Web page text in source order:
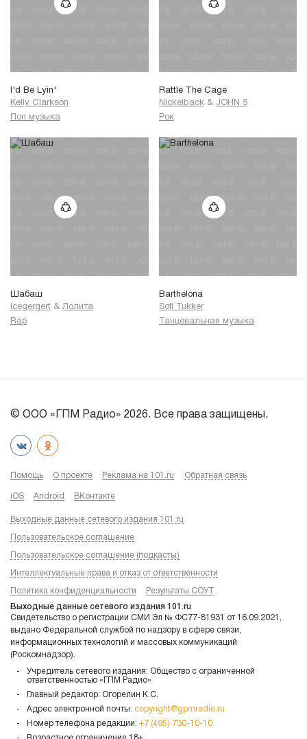
I'd Be Lyin'
Kelly Clarkson
Поп музыка
Rattle The Cage
Nickelback & JOHN 5
Рок
Шабаш
Icegergert & Лолита
Rap
Barthelona
Sofi Tukker
Танцевальная музыка
© ООО «ГПМ Радио» 2026. Все права защищены.
Помощь О проекте Реклама на 101.ru Обратная связь
iOS Android ВКонтакте
Выходные данные сетевого издания 101.ru
Пользовательское соглашение
Пользовательское соглашение (подкасты)
Интеллектуальные права и отказ от ответственности
Политика конфиденциальности Результаты СОУТ
Выходные данные сетевого издания 101.ru
Свидетельство о регистрации СМИ Эл № ФС77-81931 от 16.09.2021,
выдано Федеральной службой по надзору в сфере связи,
информационных технологий и массовых коммуникаций
(Роскомнадзор).
Учредитель сетевого издания: Общество с ограниченной
ответственностью «ГПМ Радио»
Главный редактор: Огорелин К.С.
Адрес электронной почты: copyright@gpmradio.ru
Номер телефона редакции: +7 (495) 730-10-10